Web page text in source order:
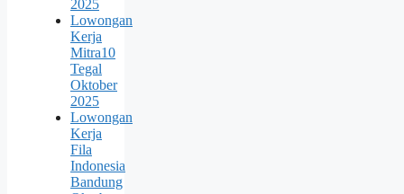
2025
Lowongan
Kerja
Mitra10
Tegal
Oktober
2025
Lowongan
Kerja
Fila
Indonesia
Bandung